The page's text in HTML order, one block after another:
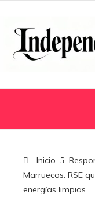
Inicio
Marruecos: RSE
energías limpias